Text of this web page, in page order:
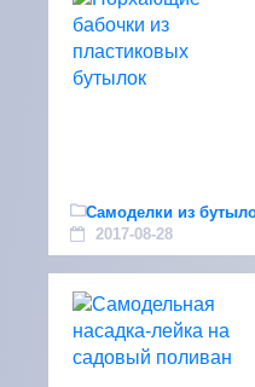
Самоделки из
2017-08-28